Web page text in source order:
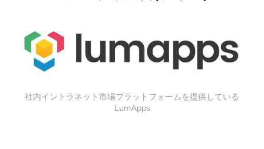
社内イントラネット市場プラットフォームを提供している
LumApps